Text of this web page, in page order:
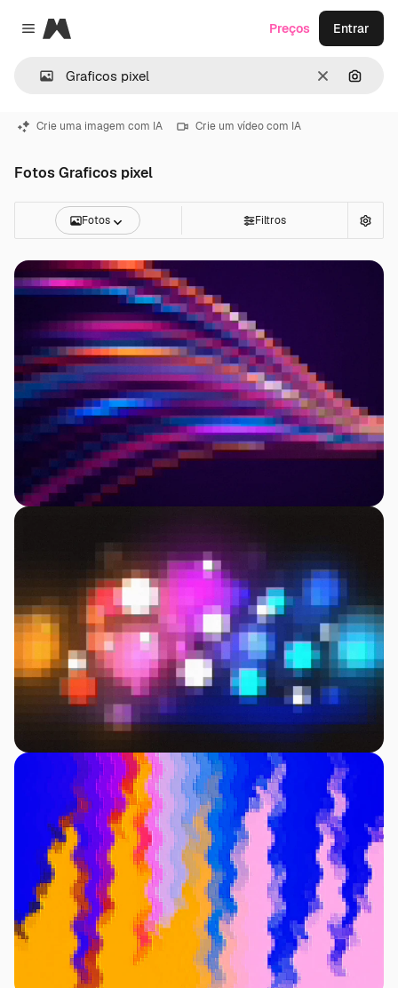
Close menu
Magnific
Limpar
Preços Entrar
Crie uma imagem com IA Crie um vídeo com IA
Fotos Graficos pixel
Fotos Filtros